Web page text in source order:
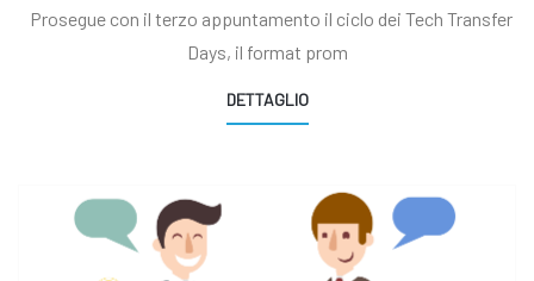
Prosegue con il terzo appuntamento il ciclo dei Tech Transfer
Days, il format prom
DETTAGLIO